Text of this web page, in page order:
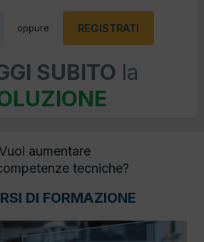
oppure REGISTRATI
SUBITO la
aumentare
tecniche?
DI FORMAZIONE